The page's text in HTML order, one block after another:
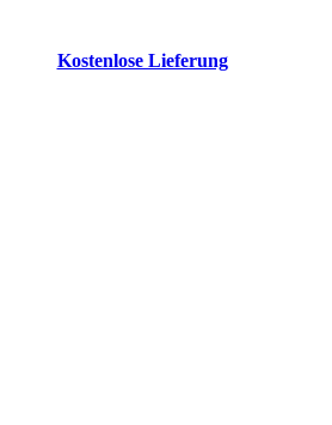
Kostenlose Lieferung